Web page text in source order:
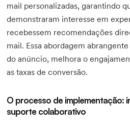
mail personalizadas, garantindo
demonstraram interesse em
recebessem recomendações
mail. Essa abordagem
do anúncio, melhora o
as taxas de conversão.
O processo de implementação:
suporte colaborativo